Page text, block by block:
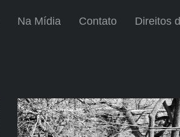
Na Mídia Contato Direitos